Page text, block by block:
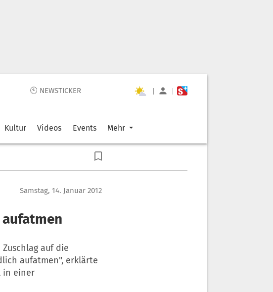
🕙 NEWSTICKER | |
Kultur Videos Events Mehr
Samstag, 14. Januar 2012
aufatmen
auf die
aufatmen", erklärte
in einer